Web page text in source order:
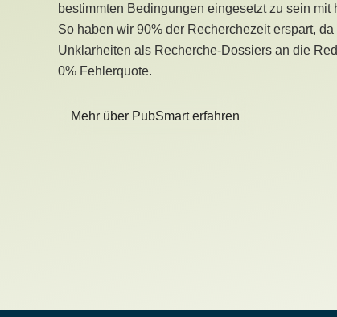
bestimmten Bedingungen eingesetzt zu sein
So haben wir 90% der Recherchezeit erspart,
Unklarheiten als Recherche-Dossiers an die
0% Fehlerquote.
Mehr über PubSmart erfahren